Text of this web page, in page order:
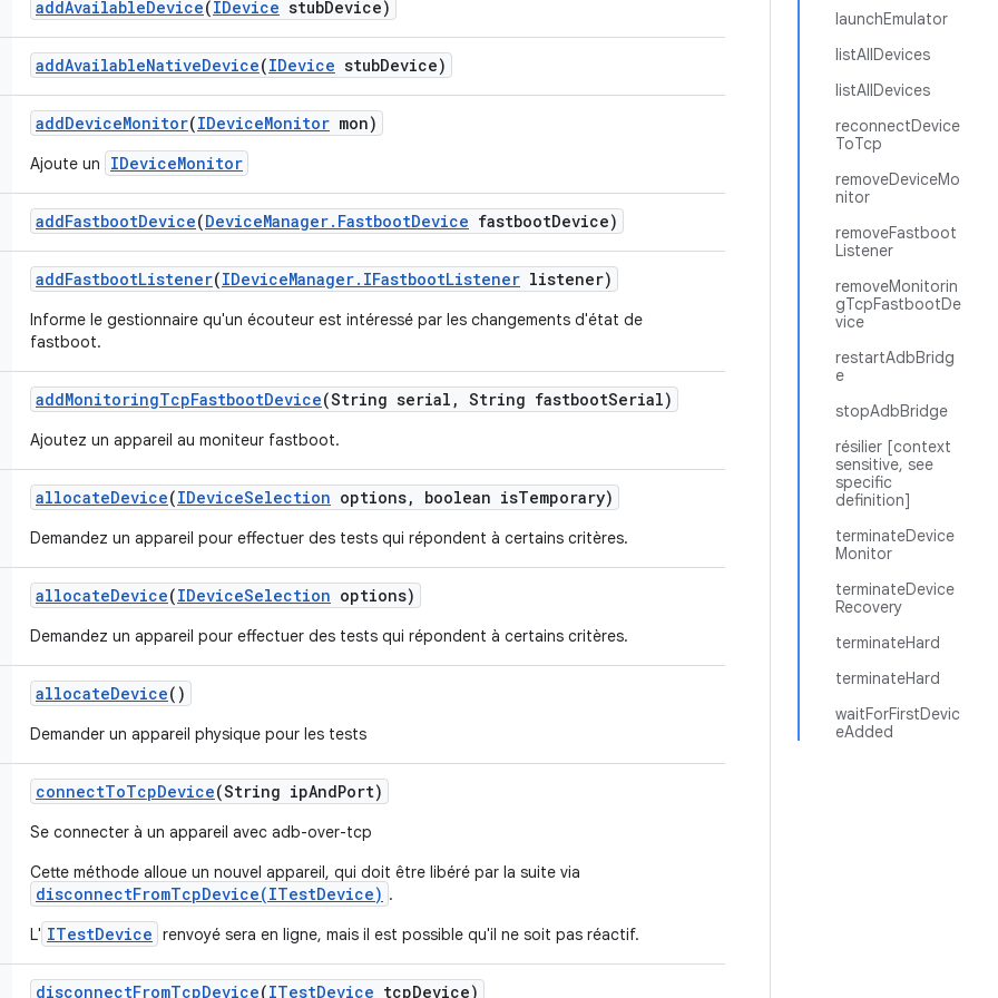
launchEmulator
listAllDevices
listAllDevices
reconnectDevice
ToTcp
removeDeviceMo
nitor
removeFastboot
Listener
removeMonitorin
gTcpFastbootDe
vice
restartAdbBridg
e
stopAdbBridge
résilier [context
sensitive, see
specific
definition]
terminateDevice
Monitor
terminateDevice
Recovery
terminateHard
terminateHard
waitForFirstDevic
eAdded
addAvailableDevice(IDevice stubDevice)
addAvailableNativeDevice(IDevice stubDevice)
addDeviceMonitor(IDeviceMonitor mon)
Ajoute un IDeviceMonitor
addFastbootDevice(DeviceManager. FastbootDevice fastbootDevice)
addFastbootListener(IDeviceManager. IFastbootListener listener)
Informe le gestionnaire qu'un écouteur est intéressé par les changements d'état de
fastboot.
addMonitoringTcpFastbootDevice(String serial , String fastbootSerial)
Ajoutez un appareil au moniteur fastboot.
allocateDevice(IDeviceSelection options, boolean isTemporary)
Demandez un appareil pour effectuer des tests qui répondent à certains critères.
allocateDevice(IDeviceSelection options)
Demandez un appareil pour effectuer des tests qui répondent à certains critères.
allocateDevice()
Demander un appareil physique pour les tests
connectToTcpDevice(String ipAndPort)
Se connecter à un appareil avec adb-over-tcp
Cette méthode alloue un nouvel appareil, qui doit être libéré par la suite via
disconnectFromTcpDevice(ITestDevice) .
L' ITestDevice renvoyé sera en ligne, mais il est possible qu'il ne soit pas réactif.
disconnectFromTcpDevice(ITestDevice tcpDevice)